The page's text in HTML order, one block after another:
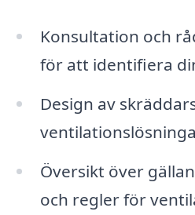
Konsultation och
för att identifiera
Design av
Översikt över
och regler för